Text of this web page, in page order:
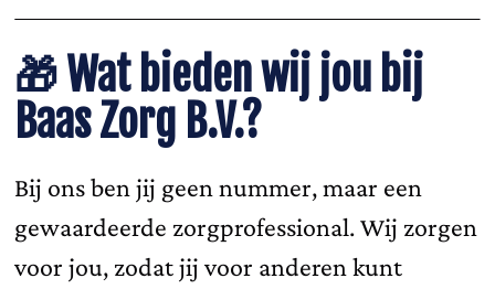
🎁Wat bieden wij jou bij
Baas Zorg B.V.?
Bij ons ben jij geen nummer, maar een
gewaardeerde zorgprofessional. Wij zorgen
voor jou, zodat jij voor anderen kunt